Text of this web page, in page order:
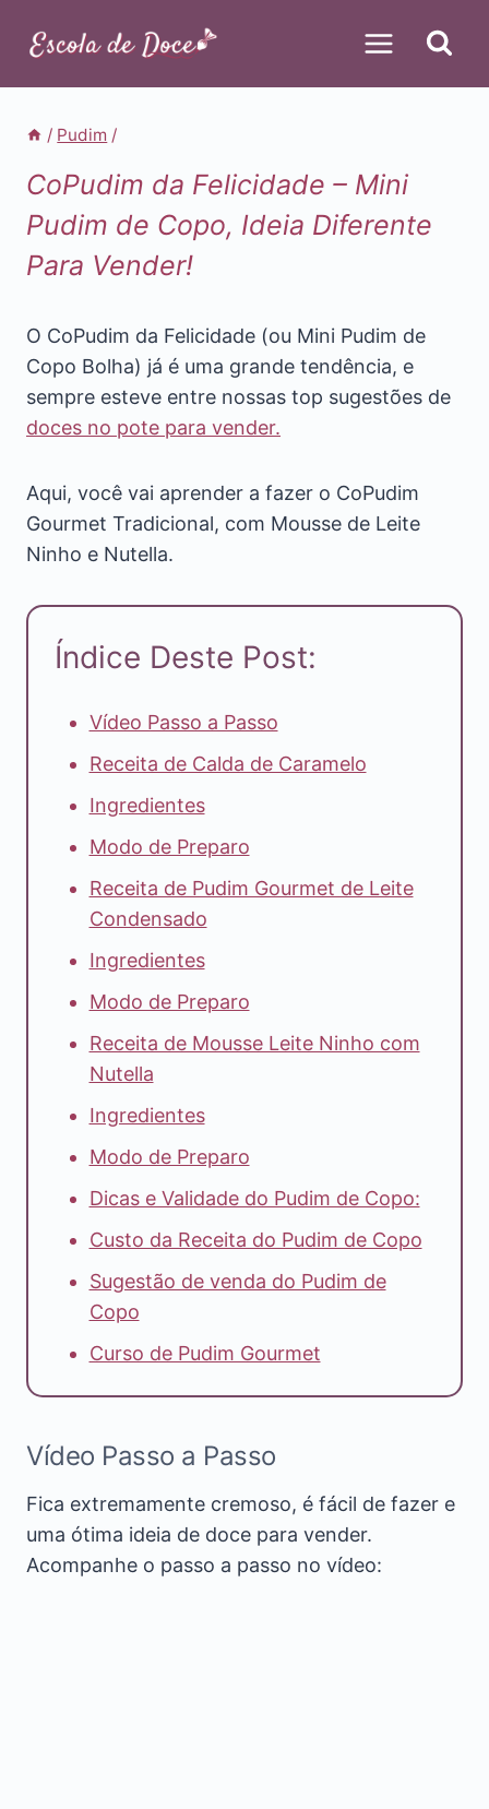
para
/ Pudim /
CoPudim da Felicidade – Mini
Pudim de Copo, Ideia Diferente
Para Vender!
O CoPudim da Felicidade (ou Mini Pudim de
Copo Bolha) já é uma grande tendência, e
sempre esteve entre nossas top sugestões de
doces no pote para vender.
Aqui, você vai aprender a fazer o CoPudim
Gourmet Tradicional, com Mousse de Leite
Ninho e Nutella.
Índice Deste Post:
Vídeo Passo a Passo
Receita de Calda de Caramelo
Ingredientes
Modo de Preparo
Receita de Pudim Gourmet de Leite
Condensado
Ingredientes
Modo de Preparo
Receita de Mousse Leite Ninho com
Nutella
Ingredientes
Modo de Preparo
Dicas e Validade do Pudim de Copo:
Custo da Receita do Pudim de Copo
Sugestão de venda do Pudim de
Copo
Curso de Pudim Gourmet
Vídeo Passo a Passo
Fica extremamente cremoso, é fácil de fazer e
uma ótima ideia de doce para vender.
Acompanhe o passo a passo no vídeo: